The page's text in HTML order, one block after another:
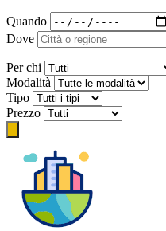
Quando
Dove
Per chi
Modalità
Tipo
Prezzo